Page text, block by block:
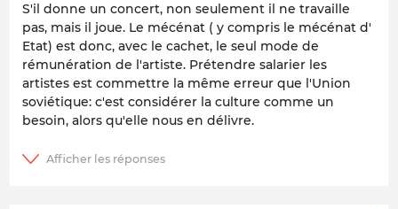
S'il donne un concert, non seulement il ne travaille
pas, mais il joue. Le mécénat ( y compris le mécénat d'
Etat) est donc, avec le cachet, le seul mode de
rémunération de l'artiste. Prétendre salarier les
artistes est commettre la même erreur que l'Union
soviétique: c'est considérer la culture comme un
besoin, alors qu'elle nous en délivre.